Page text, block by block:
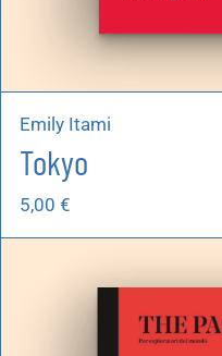
Emily Itami
Tokyo
5,00 €